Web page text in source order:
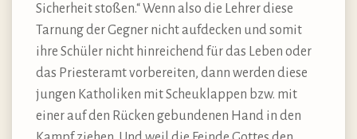
Sicherheit stoßen.“ Wenn also die Lehrer diese
Tarnung der Gegner nicht aufdecken und somit
ihre Schüler nicht hinreichend für das Leben oder
das Priesteramt vorbereiten, dann werden diese
jungen Katholiken mit Scheuklappen bzw. mit
einer auf den Rücken gebundenen Hand in den